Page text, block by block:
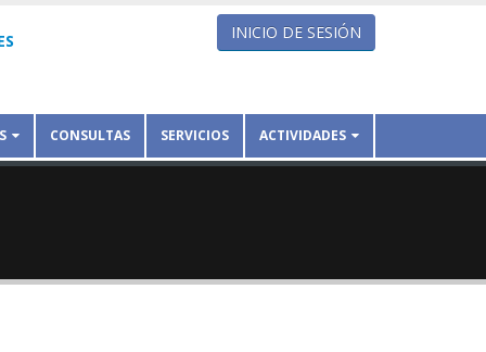
INICIO DE SESIÓN
CONSULTAS SERVICIOS ACTIVIDADES